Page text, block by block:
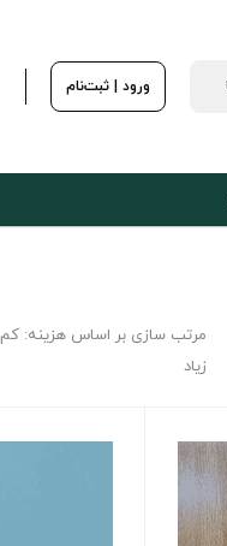
ورود | ثبت‌نام
مرتب سازی بر اساس هزینه:
زیاد